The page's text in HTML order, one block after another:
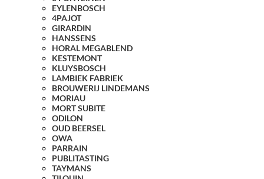
EYLENBOSCH
4PAJOT
GIRARDIN
HANSSENS
HORAL MEGABLEND
KESTEMONT
KLUYSBOSCH
LAMBIEK FABRIEK
BROUWERIJ LINDEMANS
MORIAU
MORT SUBITE
ODILON
OUD BEERSEL
OWA
PARRAIN
PUBLITASTING
TAYMANS